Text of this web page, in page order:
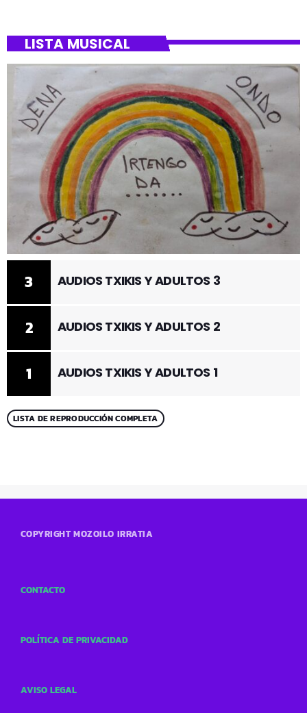
LISTA MUSICAL
1 AUDIOS TXIKIS Y ADULTOS 1
2 AUDIOS TXIKIS Y ADULTOS 2
3 AUDIOS TXIKIS Y ADULTOS 3
LISTA DE REPRODUCCIÓN COMPLETA
COPYRIGHT MOZOILO IRRATIA
CONTACTO
POLÍTICA DE PRIVACIDAD
AVISO LEGAL